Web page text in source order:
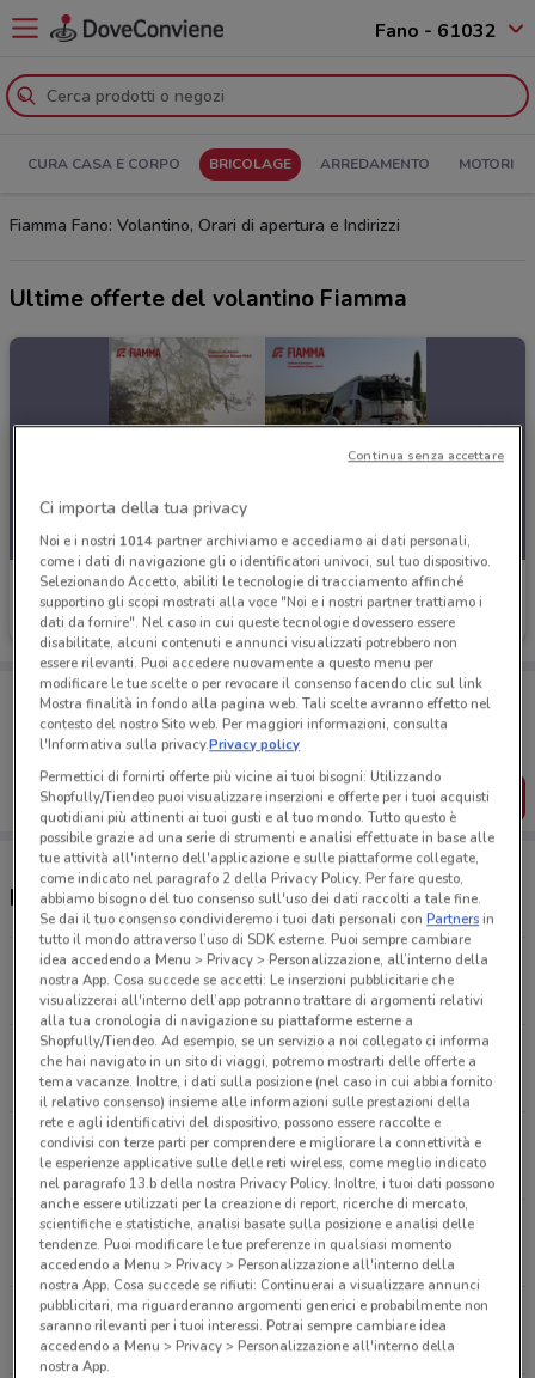
Fano - 61032
CURA CASA E CORPO BRICOLAGE ARREDAMENTO MOTORI
Fiamma Fano: Volantino, Orari di apertura e Indirizzi
Ultime offerte del volantino Fiamma
Fiamma
Scade il 31/12
Porta DoveConviene sempre con te!
Puoi trovare le migliori offerte dei negozi vicino a te,
salvarle e creare la tua lista del risparmio, comodamente
dal tuo cellulare.
SCARICA L’APP
Negozi Fiamma a Fano
S.S.16 KM.256 Fano
608 m
Str.Nazionale Adriatica sud, 108 Fano
5.9 km
STRADA DELLE MARCHE, 2 S.S. 16 Pesaro
13.8 km
VIA SELVA GROSSA, 13 Pesaro
16 km
Via Pantanelli, 8/10 Montelabbate
18.6 km
Ci importa della tua privacy
Noi e i nostri 1014partner archiviamo e accediamo ai dati personali,
come i dati di navigazione gli o identificatori univoci, sul tuo dispositivo.
Selezionando Accetto, abiliti le tecnologie di tracciamento affinché
supportino gli scopi mostrati alla voce "Noi e i nostri partner trattiamo i
dati da fornire". Nel caso in cui queste tecnologie dovessero essere
disabilitate, alcuni contenuti e annunci visualizzati potrebbero non
essere rilevanti. Puoi accedere nuovamente a questo menu per
modificare le tue scelte o per revocare il consenso facendo clic sul link
Mostra finalità in fondo alla pagina web. Tali scelte avranno effetto nel
contesto del nostro Sito web. Per maggiori informazioni, consulta
l'Informativa sulla privacy.Privacy policy
Permettici di fornirti offerte più vicine ai tuoi bisogni: Utilizzando
Shopfully/Tiendeo puoi visualizzare inserzioni e offerte per i tuoi acquisti
quotidiani più attinenti ai tuoi gusti e al tuo mondo. Tutto questo è
possibile grazie ad una serie di strumenti e analisi effettuate in base alle
tue attività all'interno dell'applicazione e sulle piattaforme collegate,
come indicato nel paragrafo 2 della Privacy Policy. Per fare questo,
abbiamo bisogno del tuo consenso sull'uso dei dati raccolti a tale fine.
Se dai il tuo consenso condivideremo i tuoi dati personali conPartnersin
tutto il mondo attraverso l’uso di SDK esterne. Puoi sempre cambiare
idea accedendo a Menu > Privacy > Personalizzazione, all’interno della
nostra App. Cosa succede se accetti: Le inserzioni pubblicitarie che
visualizzerai all'interno dell’app potranno trattare di argomenti relativi
alla tua cronologia di navigazione su piattaforme esterne a
Shopfully/Tiendeo. Ad esempio, se un servizio a noi collegato ci informa
che hai navigato in un sito di viaggi, potremo mostrarti delle offerte a
tema vacanze. Inoltre, i dati sulla posizione (nel caso in cui abbia fornito
il relativo consenso) insieme alle informazioni sulle prestazioni della
rete e agli identificativi del dispositivo, possono essere raccolte e
condivisi con terze parti per comprendere e migliorare la connettività e
le esperienze applicative sulle delle reti wireless, come meglio indicato
nel paragrafo 13.b della nostra Privacy Policy. Inoltre, i tuoi dati possono
anche essere utilizzati per la creazione di report, ricerche di mercato,
scientifiche e statistiche, analisi basate sulla posizione e analisi delle
tendenze. Puoi modificare le tue preferenze in qualsiasi momento
accedendo a Menu > Privacy > Personalizzazione all'interno della
nostra App. Cosa succede se rifiuti: Continuerai a visualizzare annunci
pubblicitari, ma riguarderanno argomenti generici e probabilmente non
saranno rilevanti per i tuoi interessi. Potrai sempre cambiare idea
accedendo a Menu > Privacy > Personalizzazione all'interno della
nostra App.
Continua senza accettare